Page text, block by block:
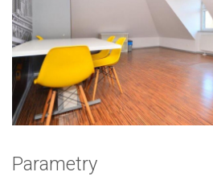
Zdjęcie 1
Parametry